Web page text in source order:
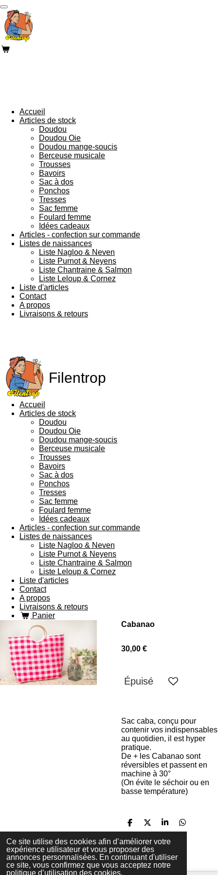
Ce site utilise des cookies afin d’améliorer votre
expérience utilisateur et vous proposer des
annonces personnalisées. En continuant d'utiliser
ce site, vous confirmez que vous acceptez notre
politique d’utilisation des cookies.
Passer
au
contenu
principal
Accueil
Articles de stock
Doudou
Doudou Oie
Doudou mange-soucis
Berceuse musicale
Trousses
Bavoirs
Sac à dos
Ponchos
Tresses
Sac femme
Foulard femme
Idées cadeaux
Articles - confection sur commande
Listes de naissances
Liste Nagloo & Neven
Liste Purnot & Neyens
Liste Chantraine & Salmon
Liste Leloup & Cornez
Liste d'articles
Contact
A propos
Livraisons & retours
Filentrop
Accueil
Articles de stock
Doudou
Doudou Oie
Doudou mange-soucis
Berceuse musicale
Trousses
Bavoirs
Sac à dos
Ponchos
Tresses
Sac femme
Foulard femme
Idées cadeaux
Articles - confection sur commande
Listes de naissances
Liste Nagloo & Neven
Liste Purnot & Neyens
Liste Chantraine & Salmon
Liste Leloup & Cornez
Liste d'articles
Contact
A propos
Livraisons & retours
Panier
Cabanao
30,00 €
Épuisé
Sac caba, conçu pour
contenir vos indispensables
au quotidien, il est hyper
pratique.
De + les Cabanao sont
réversibles et passent en
machine à 30°
(On évite le séchoir ou en
basse température)
P
a
r
t
a
g
P
a
r
t
a
g
P
a
r
a
g
P
a
© 2023 - 2026 Filentrop
Propulsé parWebador